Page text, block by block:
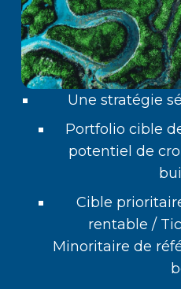
Une stratégie
Portfolio cible
potentiel de
Cible
rentable /
Minoritaire de